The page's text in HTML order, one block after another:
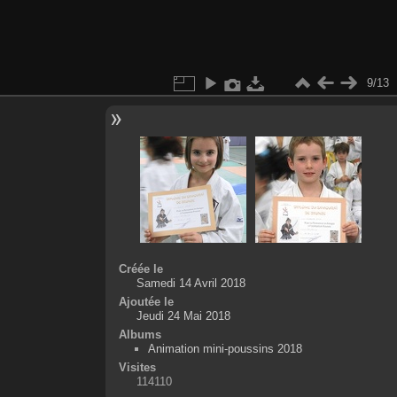
9/13
Créée le
Samedi 14 Avril 2018
Ajoutée le
Jeudi 24 Mai 2018
Albums
Animation mini-poussins 2018
Visites
114110